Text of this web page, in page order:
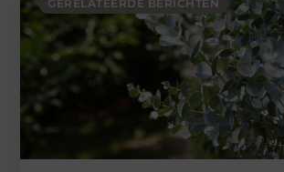
GERELATEERDE BERICHTEN